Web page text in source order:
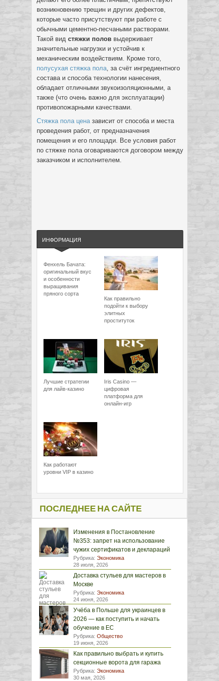
возникновению трещин и других дефектов,
которые часто присутствуют при работе с
обычными цементно-песчаными растворами.
Такой вид стяжки полов выдерживает
значительные нагрузки и устойчив к
механическим воздействиям. Кроме того,
полусухая стяжка пола, за счёт ингредиентного
состава и способа технологии нанесения,
обладает отличными звукоизоляционными, а
также (что очень важно для эксплуатации)
противопожарными качествами.
Стяжка пола ценазависит от способа и места
проведения работ, от предназначения
помещения и его площади. Все условия работ
по стяжке пола оговариваются договором между
заказчиком и исполнителем.
ИНФОРМАЦИЯ
Фенхель Бачата:
оригинальный вкус
и особенности
выращивания
пряного сорта
Как правильно
подойти к выбору
элитных
проституток
Лучшие стратегии
для лайв-казино
Iris Casino —
цифровая
платформа для
онлайн-игр
Как работают
уровни VIP в казино
ПОСЛЕДНЕЕ НА САЙТЕ
Изменения в Постановление
№353: запрет на использование
чужих сертификатов и деклараций
Рубрика: Экономика
28 июля, 2026
Доставка стульев для мастеров в
Москве
Рубрика: Экономика
24 июня, 2026
Учёба в Польше для украинцев в
2026 — как поступить и начать
обучение в ЕС
Рубрика: Общество
19 июня, 2026
Как правильно выбрать и купить
секционные ворота для гаража
Рубрика: Экономика
30 мая, 2026